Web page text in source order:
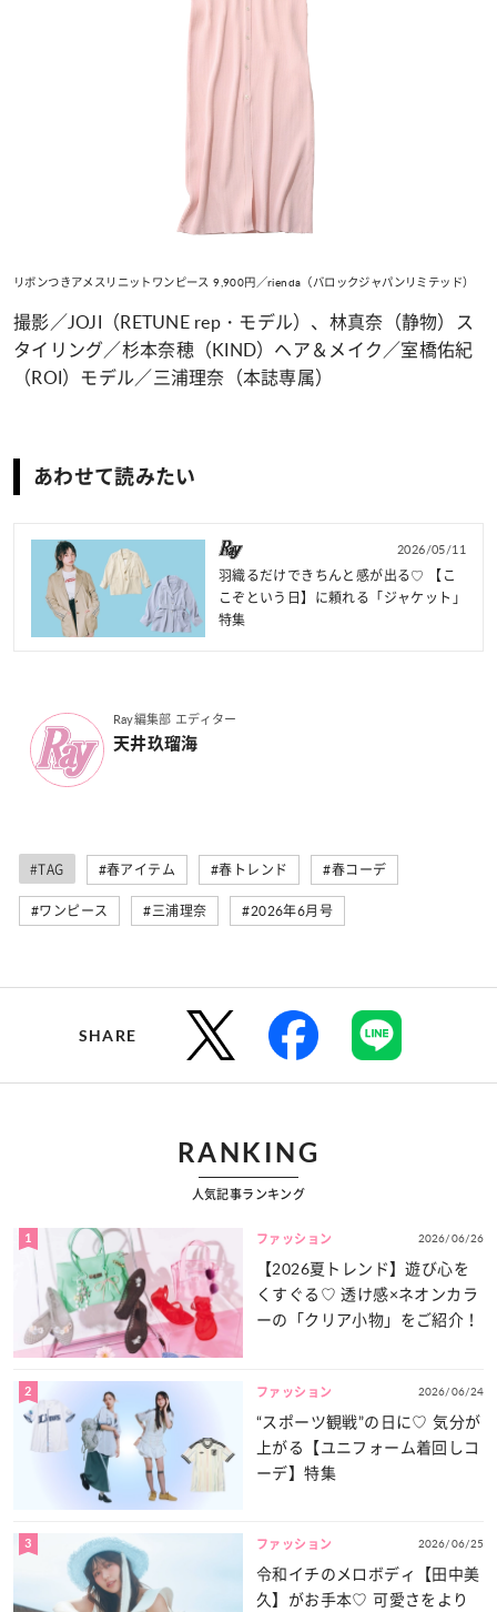
リボンつきアメスリニットワンピース 9,900円／rienda（バロックジャパンリミテッド）
撮影／JOJI（RETUNE rep・モデル）、林真奈（静物）ス
タイリング／杉本奈穂（KIND）ヘア＆メイク／室橋佑紀
（ROI）モデル／三浦理奈（本誌専属）
あわせて読みたい
2026/05/11
羽織るだけできちんと感が出る♡ 【こ
こぞという日】に頼れる「ジャケット」
特集
Ray編集部 エディター
天井玖瑠海
#TAG #春アイテム #春トレンド #春コーデ
#ワンピース #三浦理奈 #2026年6月号
SHARE
RANKING
人気記事ランキング
1 ファッション 2026/06/26
【2026夏トレンド】遊び心を
くすぐる♡ 透け感×ネオンカラ
ーの「クリア小物」をご紹介！
2 ファッション 2026/06/24
“スポーツ観戦”の日に♡ 気分が
上がる【ユニフォーム着回しコ
ーデ】特集
3 ファッション 2026/06/25
令和イチのメロボディ【田中美
久】がお手本♡ 可愛さをより